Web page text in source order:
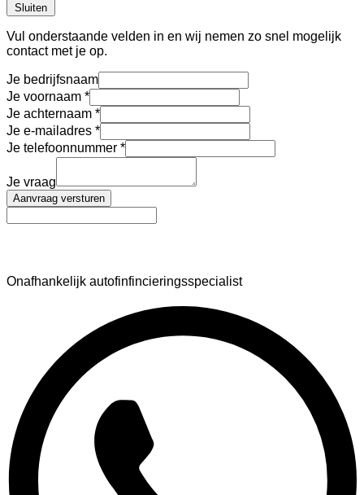
Sluiten
Vul onderstaande velden in en wij nemen zo snel mogelijk
contact met je op.
Je bedrijfsnaam
Je voornaam
Je achternaam
Je e-mailadres
Je telefoonnummer
Je vraag
Aanvraag versturen
Onafhankelijk autofinfincieringsspecialist